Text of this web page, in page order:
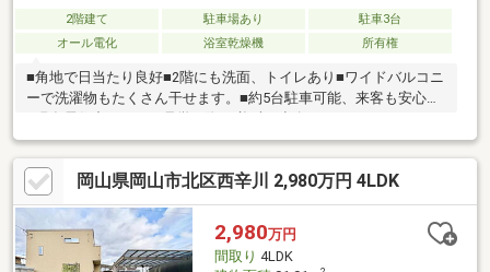
2階建て 駐車場あり
駐車3台
オール電化
浴室乾燥機 所有権
■角地で日当たり良好■2階にも洗面、トイレあり■ワイドバルコニ
ーで洗濯物もたくさん干せます。■約5台駐車可能、来客も安心。
岡山県岡山市北区西辛川 2,980万円 4LDK
2,980万円
間取り 4LDK